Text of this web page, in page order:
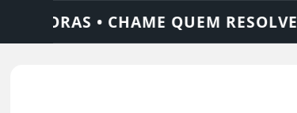
QUEM RESOLVE: AJAX SOLUÇÕES